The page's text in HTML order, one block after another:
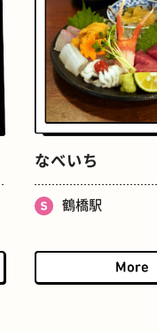
なべいち
鶴橋駅